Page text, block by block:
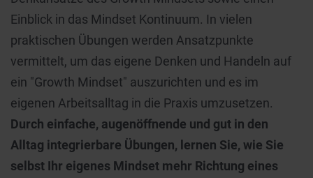
Einblick in das Mindset Kontinuum. In vielen
praktischen Übungen werden Ansatzpunkte
vermittelt, um das eigene Denken und Handeln auf
ein "Growth Mindset" auszurichten und es im
eigenen Arbeitsalltag in die Praxis umzusetzen.
Durch einfache, augenöffnende und gut in den
Alltag integrierbare Übungen, lernen Sie, wie Sie
selbst Ihr eigenes Mindset mehr Richtung eines